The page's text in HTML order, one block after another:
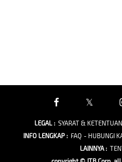
LEGAL: SYARAT & KETENTUAN
INFO LENGKAP: FAQ - HUBUNGI
LAINNYA: